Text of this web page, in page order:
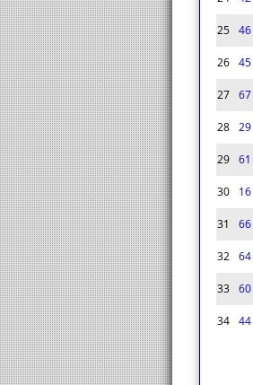
25 46
26 45
27 67
28 29
29 61
30
16
31
66
32 64
33 60
34 44